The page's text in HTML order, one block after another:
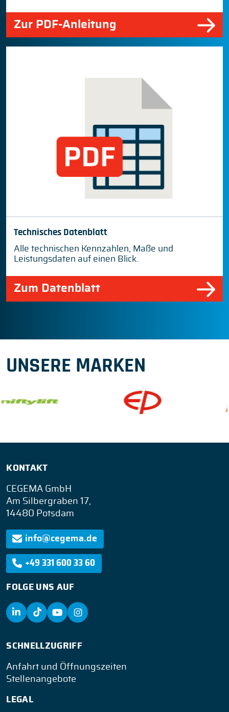
Zur PDF-Anleitung
Technisches Datenblatt
Alle technischen Kennzahlen, Maße und
Leistungsdaten auf einen Blick.
Zum Datenblatt
UNSERE MARKEN
KONTAKT
CEGEMA GmbH
Am Silbergraben 17,
14480 Potsdam
info@cegema.de
+49 331 600 33 60
FOLGE UNS AUF
SCHNELLZUGRIFF
Anfahrt und Öffnungszeiten
Stellenangebote
LEGAL